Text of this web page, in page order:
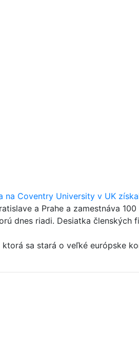
Coventry University v UK
a Prahe a zamestnáva 100
dnes riadi. Desiatka členských
ktorá sa stará o veľké európske